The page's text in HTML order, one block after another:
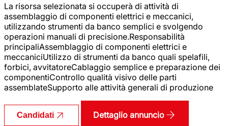
La risorsa selezionata si occuperà di attività di
assemblaggio di componenti elettrici e meccanici,
utilizzando strumenti da banco semplici e svolgendo
operazioni manuali di precisione.Responsabilità
principaliAssemblaggio di componenti elettrici e
meccaniciUtilizzo di strumenti da banco quali spelafili,
forbici, avvitatoreCablaggio semplice e preparazione dei
componentiControllo qualità visivo delle parti
assemblateSupporto alle attività generali di produzione
Candidati Dettaglio annuncio